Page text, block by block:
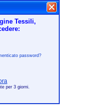
Tessili,
password?
per 3 giorni.